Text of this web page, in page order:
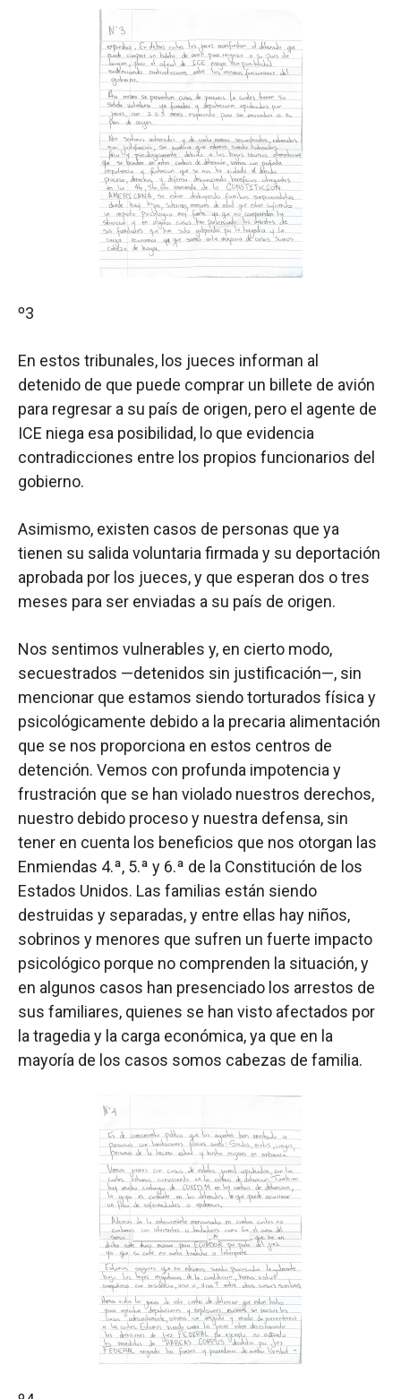
º3
En estos tribunales, los jueces informan al
detenido de que puede comprar un billete de avión
para regresar a su país de origen, pero el agente de
ICE niega esa posibilidad, lo que evidencia
contradicciones entre los propios funcionarios del
gobierno.
Asimismo, existen casos de personas que ya
tienen su salida voluntaria firmada y su deportación
aprobada por los jueces, y que esperan dos o tres
meses para ser enviadas a su país de origen.
Nos sentimos vulnerables y, en cierto modo,
secuestrados —detenidos sin justificación—, sin
mencionar que estamos siendo torturados física y
psicológicamente debido a la precaria alimentación
que se nos proporciona en estos centros de
detención. Vemos con profunda impotencia y
frustración que se han violado nuestros derechos,
nuestro debido proceso y nuestra defensa, sin
tener en cuenta los beneficios que nos otorgan las
Enmiendas 4.ª, 5.ª y 6.ª de la Constitución de los
Estados Unidos. Las familias están siendo
destruidas y separadas, y entre ellas hay niños,
sobrinos y menores que sufren un fuerte impacto
psicológico porque no comprenden la situación, y
en algunos casos han presenciado los arrestos de
sus familiares, quienes se han visto afectados por
la tragedia y la carga económica, ya que en la
mayoría de los casos somos cabezas de familia.